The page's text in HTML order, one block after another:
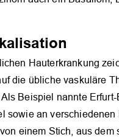
Hauterkrankung
die übliche vaskuläre
Beispiel nannte
sowie an
einem Stich, aus